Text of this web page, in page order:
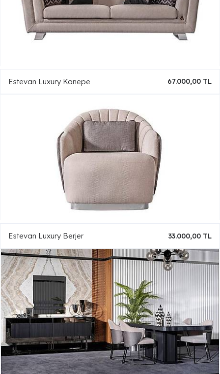
Estevan Luxury Kanepe 67.000,00 TL
Estevan Luxury Berjer 33.000,00 TL